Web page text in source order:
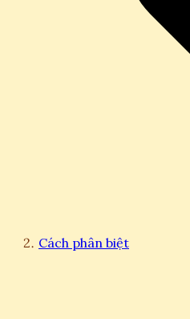
Cách phân biệt